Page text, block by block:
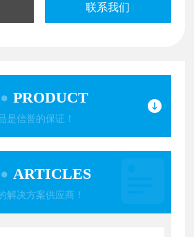
联系我们
PRODUCT
是信誉的保证！
ARTICLES
解决方案供应商！